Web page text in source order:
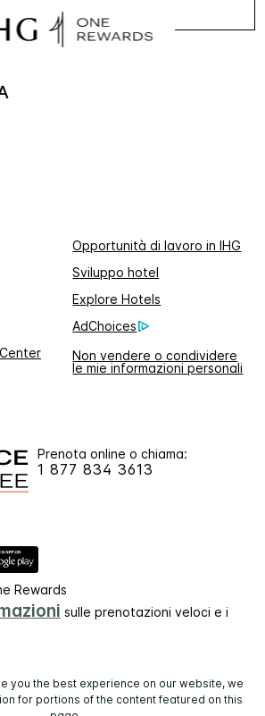
Opportunità di lavoro in IHG
Sviluppo hotel
Explore Hotels
AdChoices
Non vendere o condividere
le mie informazioni personali
Prenota online o chiama:
1 877 834 3613
Rewards
sulle prenotazioni veloci e i
you the best experience on our website, we
for portions of the content featured on this